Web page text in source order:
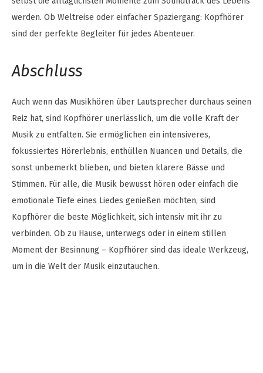
werden. Ob Weltreise oder einfacher Spaziergang: Kopfhörer
sind der perfekte Begleiter für jedes Abenteuer.
Abschluss
Auch wenn das Musikhören über Lautsprecher durchaus seinen
Reiz hat, sind Kopfhörer unerlässlich, um die volle Kraft der
Musik zu entfalten. Sie ermöglichen ein intensiveres,
fokussiertes Hörerlebnis, enthüllen Nuancen und Details, die
sonst unbemerkt blieben, und bieten klarere Bässe und
Stimmen. Für alle, die Musik bewusst hören oder einfach die
emotionale Tiefe eines Liedes genießen möchten, sind
Kopfhörer die beste Möglichkeit, sich intensiv mit ihr zu
verbinden. Ob zu Hause, unterwegs oder in einem stillen
Moment der Besinnung – Kopfhörer sind das ideale Werkzeug,
um in die Welt der Musik einzutauchen.